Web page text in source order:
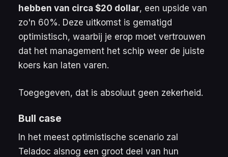
hebben van circa $20 dollar, een upside van
zo'n 60%. Deze uitkomst is gematigd
optimistisch, waarbij je erop moet vertrouwen
dat het management het schip weer de juiste
koers kan laten varen.
Toegegeven, dat is absoluut geen zekerheid.
Bull case
In het meest optimistische scenario zal
Teladoc alsnog een groot deel van hun